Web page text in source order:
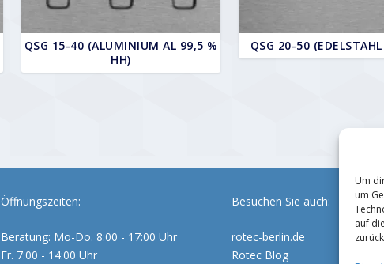
Um
um
auf
QSG 15-40 (ALUMINIUM AL 99,5 %
HH)
QSG 20-50
Öffnungszeiten:
Beratung: Mo-Do. 8:00 - 17:00 Uhr
Fr. 7:00 - 14:00 Uhr
Besuchen Sie auch:
rotec-berlin.de
Rotec Blog